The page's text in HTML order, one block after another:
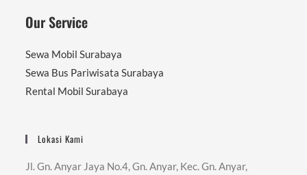
Our Service
Sewa Mobil Surabaya
Sewa Bus Pariwisata Surabaya
Rental Mobil Surabaya
Lokasi Kami
Jl. Gn. Anyar Jaya No.4, Gn. Anyar, Kec. Gn. Anyar,